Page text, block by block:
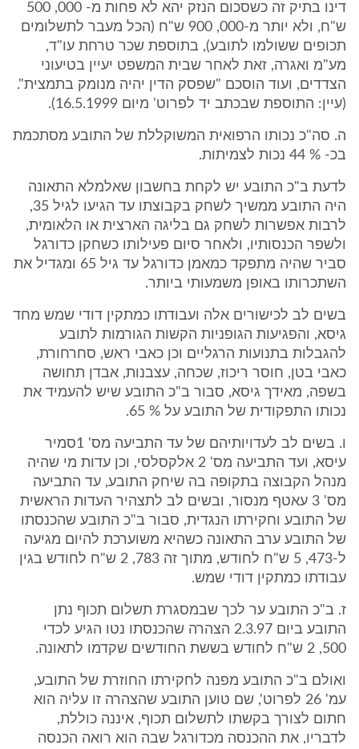
דינו בתיק זה כשסכום הנזק יהא לא פחות מ- 000, 500
ש"ח, ולא יותר מ-000, 900 ש"ח (הכל מעבר לתשלומים
תכופים ששולמו לתובע), בתוספת שכר טרחת עו"ד,
מע"מ ואגרה, זאת לאחר שבית המשפט יעיין בטיעוני
הצדדים, ועוד הוסכם "שפסק הדין יהיה מנומק בתמצית".
(עיין: התוספת שבכתב יד לפרוט' מיום 16.5.1999).
ה. סה"כ נכותו הרפואית המשוקללת של התובע מסתכמת
בכ- % 44 נכות לצמיתות.
לדעת ב"כ התובע יש לקחת בחשבון שאלמלא התאונה
היה התובע ממשיך לשחק בקבוצתו עד הגיעו לגיל 35,
לרבות אפשרות לשחק גם בליגה הארצית או הלאומית,
ולשפר הכנסותיו, ולאחר סיום פעילותו כשחקן כדורגל
סביר שהיה מתפקד כמאמן כדורגל עד גיל 65 ומגדיל את
השתכרותו באופן משמעותי ביותר.
בשים לב לכישורים אלה ועבודתו כמתקין דודי שמש מחד
גיסא, והפגיעות הגופניות הקשות הגורמות לתובע
להגבלות בתנועות הרגליים וכן כאבי ראש, סחרחורת,
כאבי בטן, חוסר ריכוז, שכחה, עצבנות, אבדן תחושה
בשפה, מאידך גיסא, סבור ב"כ התובע שיש להעמיד את
נכותו התפקודית של התובע על % 65.
ו. בשים לב לעדויותיהם של עד התביעה מס' 1סמיר
עיסא, ועד התביעה מס' 2 אלקסלסי, וכן עדות מי שהיה
מנהל הקבוצה בתקופה בה שיחק התובע, עד התביעה
מס' 3 עאטף מנסור, ובשים לב לתצהיר העדות הראשית
של התובע וחקירתו הנגדית, סבור ב"כ התובע שהכנסתו
של התובע ערב התאונה כשהיא משוערכת להיום מגיעה
ל-473, 5 ש"ח לחודש, מתוך זה 783, 2 ש"ח לחודש בגין
עבודתו כמתקין דודי שמש.
ז. ב"כ התובע ער לכך שבמסגרת תשלום תכוף נתן
התובע ביום 2.3.97 הצהרה שהכנסתו נטו הגיע לכדי
500, 2 ש"ח לחודש בששת החודשים שקדמו לתאונה.
ואולם ב"כ התובע מפנה לחקירתו החוזרת של התובע,
עמ' 26 לפרוט', שם טוען התובע שהצהרה זו עליה הוא
חתום לצורך בקשתו לתשלום תכוף, איננה כוללת,
לדבריו, את ההכנסה מכדורגל שבה הוא רואה הכנסה